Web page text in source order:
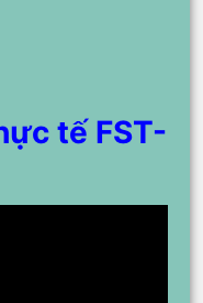
tế FST-